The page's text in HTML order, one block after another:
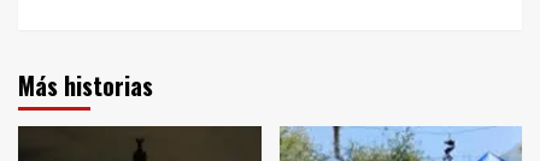
Más historias